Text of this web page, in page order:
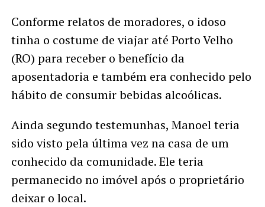
Conforme relatos de moradores, o idoso
tinha o costume de viajar até Porto Velho
(RO) para receber o benefício da
aposentadoria e também era conhecido pelo
hábito de consumir bebidas alcoólicas.
Ainda segundo testemunhas, Manoel teria
sido visto pela última vez na casa de um
conhecido da comunidade. Ele teria
permanecido no imóvel após o proprietário
deixar o local.